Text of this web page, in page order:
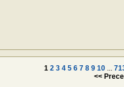
1 2 3 4 5 6 7 8 9 10 ...
<<